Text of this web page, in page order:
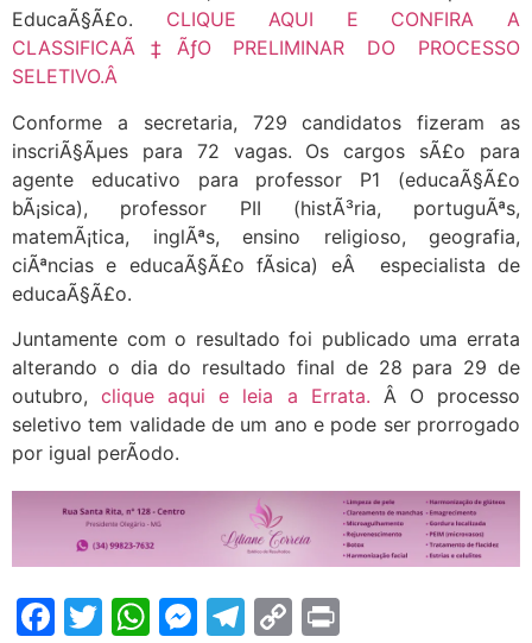
EducaÃ§Ã£o. CLIQUE AQUI E CONFIRA A
CLASSIFICAÃ‡ÃƒO PRELIMINAR DO PROCESSO
SELETIVO.Â
Conforme a secretaria, 729 candidatos fizeram as
inscriÃ§Ãµes para 72 vagas. Os cargos sÃ£o para
agente educativo para professor P1 (educaÃ§Ã£o
bÃ¡sica), professor PII (histÃ³ria, portuguÃªs,
matemÃ¡tica, inglÃªs, ensino religioso, geografia,
ciÃªncias e educaÃ§Ã£o fÃ­sica) eÂ especialista de
educaÃ§Ã£o.
Juntamente com o resultado foi publicado uma errata
alterando o dia do resultado final de 28 para 29 de
outubro,clique aqui e leia a Errata. Â O processo
seletivo tem validade de um ano e pode ser prorrogado
por igual perÃ­odo.
Facebook
Twitter
WhatsApp
Messenger
Telegram
Copy